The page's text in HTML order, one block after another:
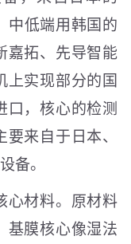
中低端用韩国的
嘉拓、先导智能
上实现部分的国
口，核心的检测
来自于日本、
备。
心材料。原材料
基膜核心像湿法